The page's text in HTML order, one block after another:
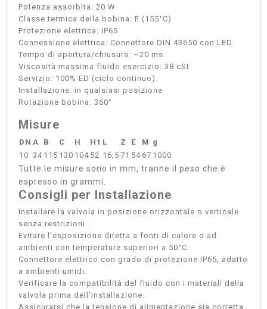
Potenza assorbita: 20 W
Classe termica della bobina: F (155°C)
Protezione elettrica: IP65
Connessione elettrica: Connettore DIN 43650 con LED
Tempo di apertura/chiusura: ~20 ms
Viscosità massima fluido esercizio: 38 cSt
Servizio: 100% ED (ciclo continuo)
Installazione: in qualsiasi posizione
Rotazione bobina: 360°
Misure
DN A B C H H1 L Z E M g
10 34 115 130 104 52 16,5 71 54 67 1000
Tutte le misure sono in mm, tranne il peso che è
espresso in grammi.
Consigli per Installazione
Installare la valvola in posizione orizzontale o verticale
senza restrizioni.
Evitare l'esposizione diretta a fonti di calore o ad
ambienti con temperature superiori a 50°C.
Connettore elettrico con grado di protezione IP65, adatto
a ambienti umidi.
Verificare la compatibilità del fluido con i materiali della
valvola prima dell’installazione.
Assicurarsi che la tensione di alimentazione sia corretta